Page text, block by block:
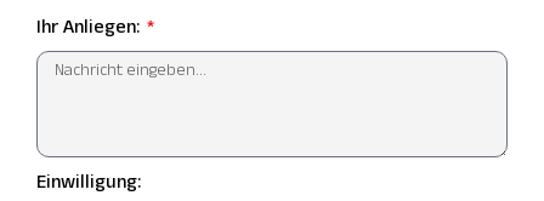
Ihr Anliegen:
Einwilligung: